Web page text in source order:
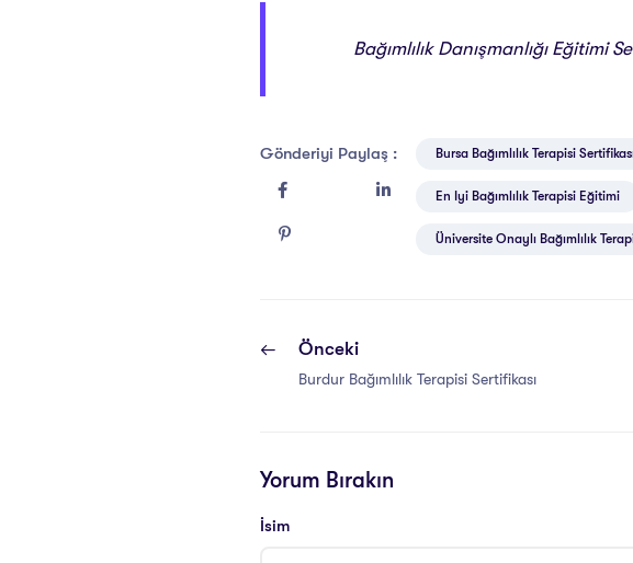
Bağımlılık Danışmanlığı Eğitimi
Gönderiyi Paylaş : Bursa Bağımlılık Terapisi
En Iyi Bağımlılık Terapisi Eğitimi
Üniversite Onaylı Bağımlılık
Önceki
Burdur Bağımlılık Terapisi Sertifikası
Yorum Bırakın
İsim